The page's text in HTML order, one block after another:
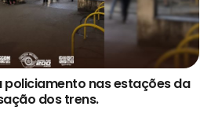
nas estações da
dos trens.